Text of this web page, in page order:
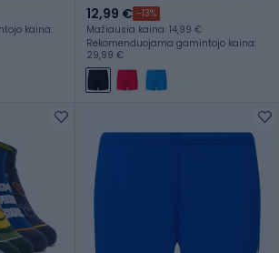
kaina:
12,99 € -13%
Mažiausia kaina: 14,99 €
Rekomenduojama gamintojo kaina:
29,99 €